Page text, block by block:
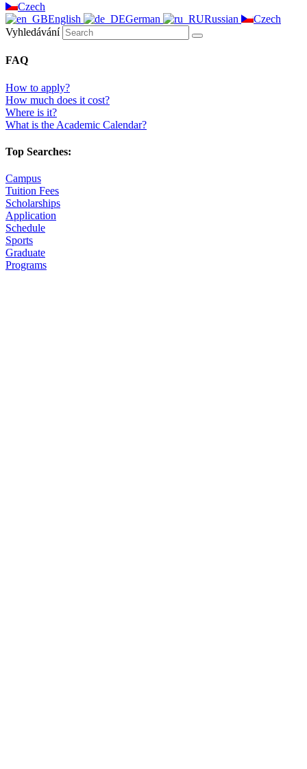
Czech
English
German Russian
Czech
Vyhledávání
FAQ
How to apply?
How much does it cost?
Where is it?
What is the Academic Calendar?
Top Searches:
Campus
Tuition Fees
Scholarships
Application
Schedule
Sports
Graduate
Programs